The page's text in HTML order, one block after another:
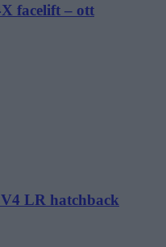
facelift – ott
LR hatchback